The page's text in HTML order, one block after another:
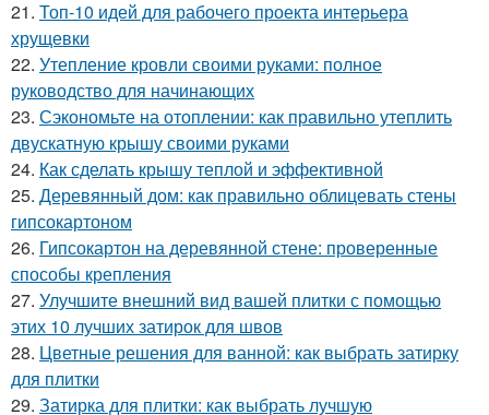
21. Топ-10 идей для рабочего проекта интерьера
хрущевки
22. Утепление кровли своими руками: полное
руководство для начинающих
23. Сэкономьте на отоплении: как правильно утеплить
двускатную крышу своими руками
24. Как сделать крышу теплой и эффективной
25. Деревянный дом: как правильно облицевать стены
гипсокартоном
26. Гипсокартон на деревянной стене: проверенные
способы крепления
27. Улучшите внешний вид вашей плитки с помощью
этих 10 лучших затирок для швов
28. Цветные решения для ванной: как выбрать затирку
для плитки
29. Затирка для плитки: как выбрать лучшую